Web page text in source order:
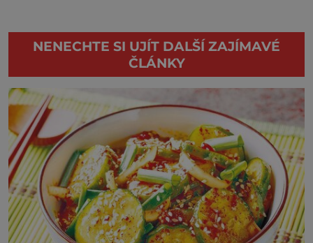
NENECHTE SI UJÍT DALŠÍ ZAJÍMAVÉ
ČLÁNKY